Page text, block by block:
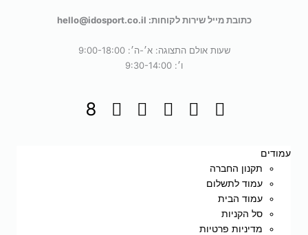
כתובת מייל שירות לקוחות: hello@idosport.co.il
שעות אולם התצוגה: א׳-ה׳: 9:00-18:00
ו׳: 9:30-14:00
עמודים
תקנון החברה
עמוד לתשלום
עמוד הבית
סל הקניות
מדיניות פרטיות